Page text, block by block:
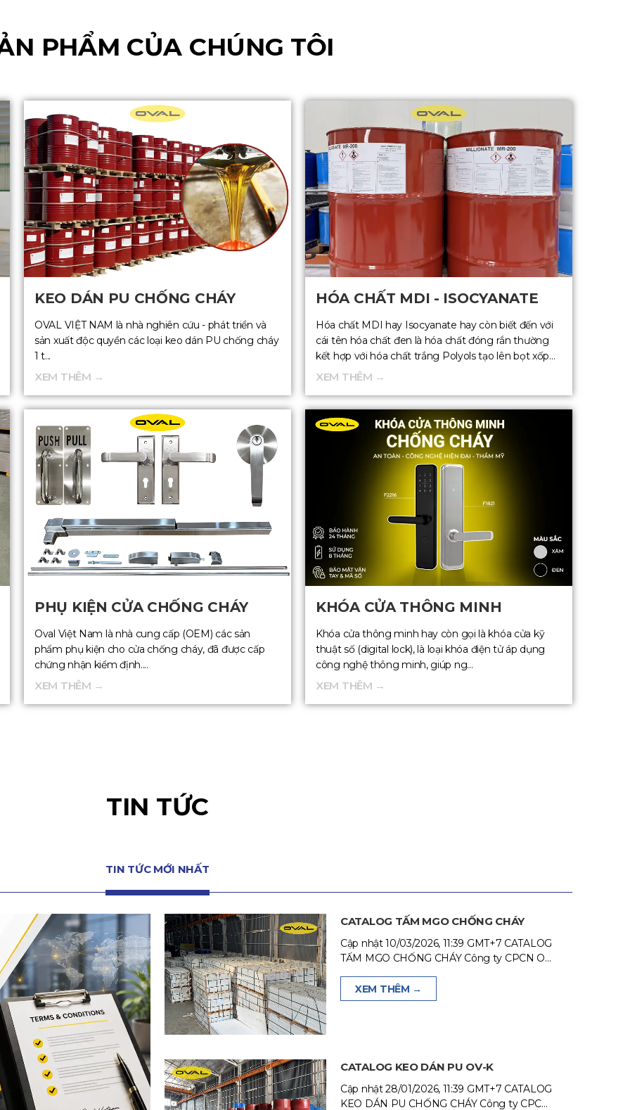
PHẨM CỦA CHÚNG TÔI
KEO DÁN PU CHỐNG CHÁY
OVAL VIỆT NAM là nhà nghiên cứu - phát triển và
sản xuất độc quyền các loại keo dán PU chống cháy
1 t...
XEM THÊM →
HÓA CHẤT MDI - ISOCYANATE
Hóa chất MDI hay Isocyanate hay còn biết đến với
cái tên hóa chất đen là hóa chất đóng rắn thường
kết hợp với hóa chất trắng Polyols tạo lên bọt xốp
Polyurethane (foam PU)
XEM THÊM →
PHỤ KIỆN CỬA CHỐNG CHÁY
Oval Việt Nam là nhà cung cấp (OEM) các sản
phẩm phụ kiện cho cửa chống cháy, đã được cấp
chứng nhận kiểm định....
XEM THÊM →
KHÓA CỬA THÔNG MINH
Khóa cửa thông minh hay còn gọi là khóa cửa kỹ
thuật số (digital lock), là loại khóa điện tử áp dụng
công nghệ thông minh, giúp ng...
XEM THÊM →
TIN TỨC
TIN TỨC MỚI NHẤT
CATALOG TẤM MGO CHỐNG CHÁY
Cập nhật 10/03/2026, 11:39 GMT+7 CATALOG
TẤM MGO CHỐNG CHÁY Công ty CPCN O...
XEM THÊM →
CATALOG KEO DÁN PU OV-K
Cập nhật 28/01/2026, 11:39 GMT+7 CATALOG
KEO DÁN PU CHỐNG CHÁY Công ty CPC...